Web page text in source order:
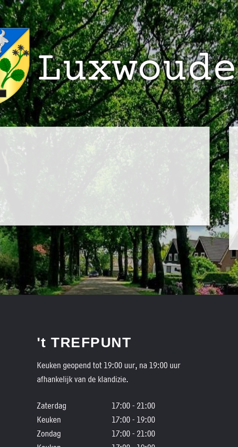
't TREFPUNT
Keuken geopend tot 19:00 uur, na 19:00 uur
afhankelijk van de klandizie.
Zaterdag
17:00 - 21:00
Keuken
17:00 - 19:00
Zondag
17:00 - 21:00